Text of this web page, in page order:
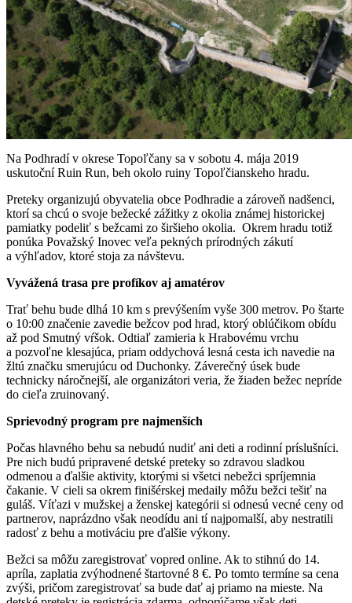
Na Podhradí v okrese Topoľčany sa v sobotu 4. mája 2019
uskutoční Ruin Run, beh okolo ruiny Topoľčianskeho hradu.
Preteky organizujú obyvatelia obce Podhradie a zároveň nadšenci,
ktorí sa chcú o svoje bežecké zážitky z okolia známej historickej
pamiatky podeliť s bežcami zo širšieho okolia. Okrem hradu totiž
ponúka Považský Inovec veľa pekných prírodných zákutí
a výhľadov, ktoré stoja za návštevu.
Vyvážená trasa pre profíkov aj amatérov
Trať behu bude dlhá 10 km s prevýšením vyše 300 metrov. Po štarte
o 10:00 značenie zavedie bežcov pod hrad, ktorý oblúčikom obídu
až pod Smutný vŕšok. Odtiaľ zamieria k Hrabovému vrchu
a pozvoľne klesajúca, priam oddychová lesná cesta ich navedie na
žltú značku smerujúcu od Duchonky. Záverečný úsek bude
technicky náročnejší, ale organizátori veria, že žiaden bežec nepríde
do cieľa zruinovaný.
Sprievodný program pre najmenších
Počas hlavného behu sa nebudú nudiť ani deti a rodinní príslušníci.
Pre nich budú pripravené detské preteky so zdravou sladkou
odmenou a ďalšie aktivity, ktorými si všetci nebežci spríjemnia
čakanie. V cieli sa okrem finišérskej medaily môžu bežci tešiť na
guláš. Víťazi v mužskej a ženskej kategórii si odnesú vecné ceny od
partnerov, naprázdno však neodídu ani tí najpomalší, aby nestratili
radosť z behu a motiváciu pre ďalšie výkony.
Bežci sa môžu zaregistrovať vopred online. Ak to stihnú do 14.
apríla, zaplatia zvýhodnené štartovné 8 €. Po tomto termíne sa cena
zvýši, pričom zaregistrovať sa bude dať aj priamo na mieste. Na